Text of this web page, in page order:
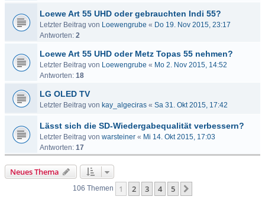
Loewe Art 55 UHD oder gebrauchten Indi 55?
Letzter Beitrag von Loewengrube « Do 19. Nov 2015, 23:17
Antworten: 2
Loewe Art 55 UHD oder Metz Topas 55 nehmen?
Letzter Beitrag von Loewengrube « Mo 2. Nov 2015, 14:52
Antworten: 18
LG OLED TV
Letzter Beitrag von kay_algeciras « Sa 31. Okt 2015, 17:42
Lässt sich die SD-Wiedergabequalität verbessern?
Letzter Beitrag von warsteiner « Mi 14. Okt 2015, 17:03
Antworten: 17
Neues Thema
106 Themen 1 2 3 4 5